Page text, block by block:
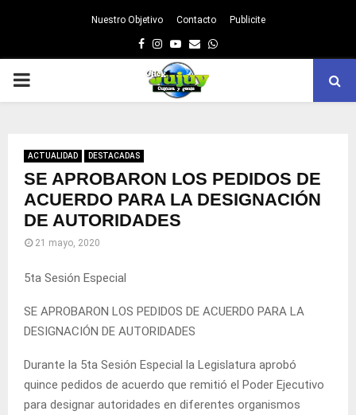
Nuestro Objetivo Contacto Publicite
Facebook
Instagram
Youtube
EmailWhatsapp
PRIMARY
ACTUALIDAD DESTACADAS
SE APROBARON LOS PEDIDOS DE
ACUERDO PARA LA DESIGNACIÓN
DE AUTORIDADES
21 mayo, 2020
5ta Sesión Especial
SE APROBARON LOS PEDIDOS DE ACUERDO PARA LA
DESIGNACIÓN DE AUTORIDADES
Durante la 5ta Sesión Especial la Legislatura aprobó
quince pedidos de acuerdo que remitió el Poder Ejecutivo
para designar autoridades en diferentes organismos